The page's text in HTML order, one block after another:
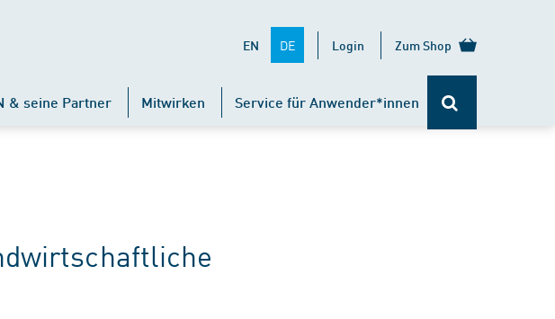
EN DE Login Zum Shop
& seine Partner Mitwirken Service für Anwender*innen